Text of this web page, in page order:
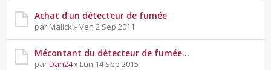
Achat d’un détecteur de fumée
par Malick » Ven 2 Sep 2011
Mécontant du détecteur de fumée...
parDan24» Lun 14 Sep 2015